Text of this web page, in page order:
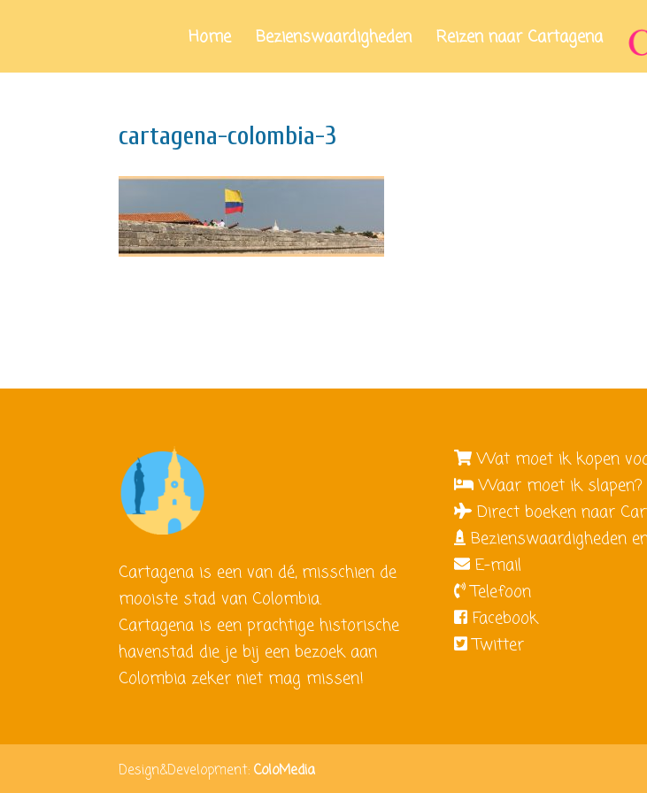
Home Bezienswaardigheden Reizen naar Cartagena
cartagena-colombia-3
Cartagena is een van dé, misschien de
mooiste stad van Colombia.
Cartagena is een prachtige historische
havenstad die je bij een bezoek aan
Colombia zeker niet mag missen!
Wat moet ik kopen
Waar moet ik slapen?
Direct boeken naar
Bezienswaardigheden
E-mail
Telefoon
Facebook
Twitter
Design&Development:ColoMedia